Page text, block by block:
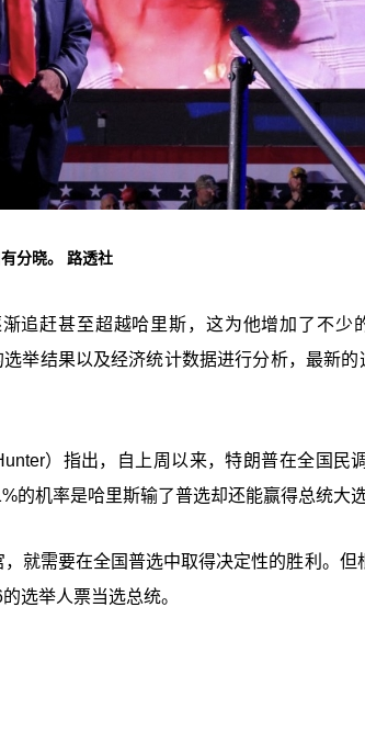
分晓。 路透社
追赶甚至超越哈里斯，这为他增加了不少
举结果以及经济统计数据进行分析，最新
）指出，自上周以来，特朗普在全国民
的机率是哈里斯输了普选却还能赢得总统大
就需要在全国普选中取得决定性的胜利。
选举人票当选总统。